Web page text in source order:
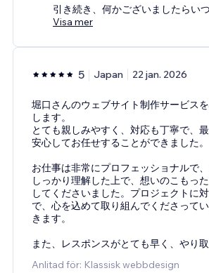
引き続き、何かございましたらい
Visa mer
5 Japan 22 jan. 2026
堀口さんのウェブサイト制作サービス
します。
とても親しみやすく、対応も丁寧で、
安心してお任せすることができました。
お仕事は非常にプロフェッショナルで
しっかり理解した上で、想いのこもっ
してくださいました。プロジェクトに
で、心を込めて取り組んでくださって
きます。
また、レスポンスがとても早く、やり
Anlitad för: Klassisk webbdesign